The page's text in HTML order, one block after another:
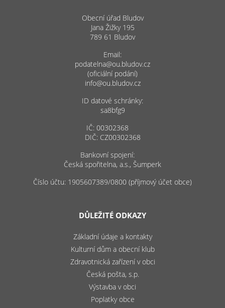
Obecní úřad Bludov
Jana Žižky 195
789 61 Bludov
Email:
podatelna@ou.bludov.cz
(oficiální podání)
info@ou.bludov.cz
ID datové schránky:
sa8bfg9
IČ: 00302368
DIČ: CZ00302368
Bankovní spojení:
Česká spořitelna, a.s., Šumperk
Číslo účtu: 1905607389/0800 (příjmový účet obce)
DŮLEŽITÉ ODKAZY
Základní údaje a kontakty
Kulturní dům a obecní klub
Zdravotnická zařízení v obci
Česká pošta, s.p.
Výstavba v obci
Poplatky obce